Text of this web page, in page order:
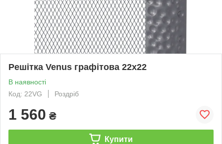
Решітка Venus графітова 22x22
В наявності
Код: 22VG
Роздріб
1 560 ₴
Купити